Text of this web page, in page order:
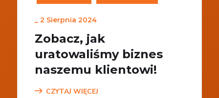
_ 2 Sierpnia 2024
Zobacz, jak
uratowaliśmy biznes
naszemu klientowi!
CZYTAJ WIĘCEJ